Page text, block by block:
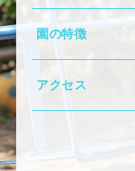
園の特徴
アクセス